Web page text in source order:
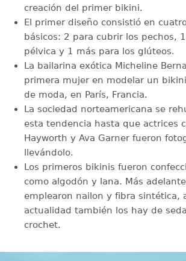
creación del primer bikini.
El primer diseño consistió en
básicos: 2 para cubrir los pechos,
pélvica y 1 más para los glúteos.
La bailarina exótica Micheline
primera mujer en modelar un
de moda, en París, Francia.
La sociedad norteamericana se
esta tendencia hasta que actrices
Hayworth y Ava Garner fueron
llevándolo.
Los primeros bikinis fueron
como algodón y lana. Más
emplearon nailon y fibra sintética,
actualidad también los hay de
crochet.